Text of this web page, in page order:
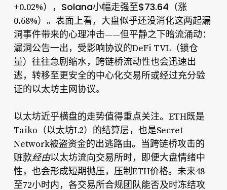
+0.02%）， Solana小幅走强至$73.64 （涨
0.68%）。表面上看，大盘似乎还没消化这两起漏
洞事件带来的心理冲击——但平静之下暗流涌动：
漏洞公告一出，受影响协议的DeFi TVL（锁仓
量）往往急剧缩水，跨链桥流动性也会迅速出
逃，转移至更安全的中心化交易所或经过充分验
证的以太坊主网协议。
以太坊近乎横盘的走势值得重点关注。ETH既是
Taiko（以太坊L2）的结算层，也是Secret
Network被盗资金的出逃路由。当跨链桥攻击的
赃款经由以太坊流向交易所时，即便大盘情绪中
性，也会形成短期抛压，压制ETH价格。未来48
至72小时内，各交易所合规团队能否及时冻结攻